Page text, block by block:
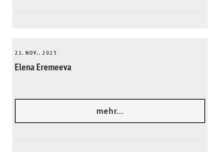
21. NOV.. 2023
Elena Eremeeva
mehr...